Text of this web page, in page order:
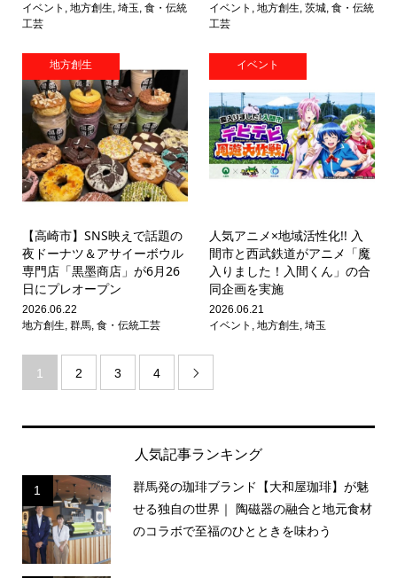
イベント
地方創生 埼玉 食・伝統
工芸
イベント
,地方創生 ,茨城 ,食・伝統
工芸
地方創生
【高崎市】SNS映えで話題の
夜ドーナツ＆アサイーボウル
専門店「黒墨商店」が6月26
日にプレオープン
2026.06.22
地方創生, 群馬, 食・伝統工芸
イベント
人気アニメ×地域活性化!! 入
間市と西武鉄道がアニメ「魔
入りました！入間くん」の合
同企画を実施
2026.06.21
イベント ,地方創生,埼玉
1 2 3 4 
人気記事ランキング
1
群馬発の珈琲ブランド【大和屋珈琲】が魅
せる独自の世界｜ 陶磁器の融合と地元食材
のコラボで至福のひとときを味わう